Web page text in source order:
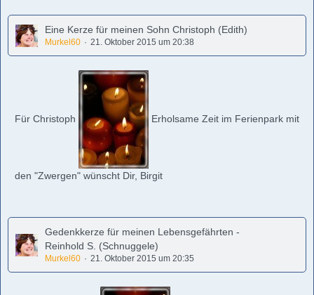
Eine Kerze für meinen Sohn Christoph (Edith)
Murkel60 21. Oktober 2015 um 20:38
Für Christoph Erholsame Zeit im Ferienpark mit
den "Zwergen" wünscht Dir, Birgit
Gedenkkerze für meinen Lebensgefährten -
Reinhold S. (Schnuggele)
Murkel60 21. Oktober 2015 um 20:35